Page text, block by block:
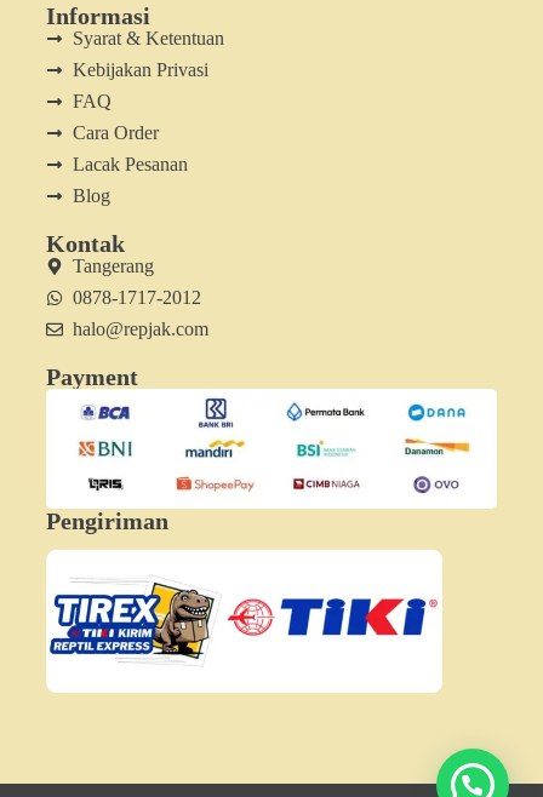
Informasi
Syarat & Ketentuan
Kebijakan Privasi
FAQ
Cara Order
Lacak Pesanan
Blog
Kontak
Tangerang
0878-1717-2012
halo@repjak.com
Payment
Pengiriman